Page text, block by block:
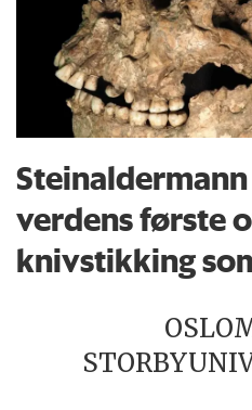
verdens første
knivstikking